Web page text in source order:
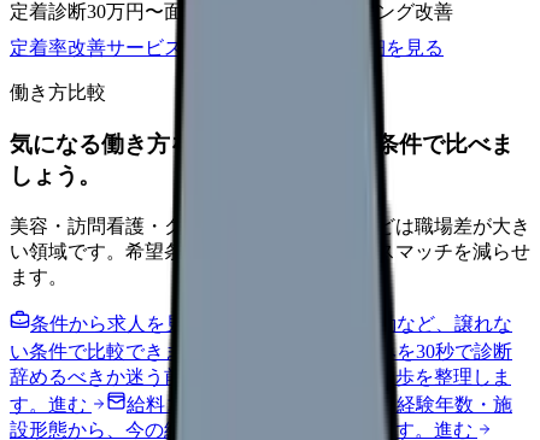
定着診断30万円〜面談シート
オンボーディング改善
定着率改善サービスを相談
サービス詳細を見る
働き方比較
気になる働き方を、求人を見る前に条件で比べま
しょう。
美容・訪問看護・クリニック・夜勤なしなどは職場差が大き
い領域です。希望条件を先に整理するとミスマッチを減らせ
ます。
条件から求人を見る
夜勤回数・残業・通勤など、譲れな
い条件で比較できます。
職場の悩みを30秒で診断
辞めるべきか迷う前に、悩みの種類と次の一歩を整理しま
す。 進む 給料コンパスで比較する
地域・経験年数・施
設形態から、今の給料の現在地を確認できます。 進む